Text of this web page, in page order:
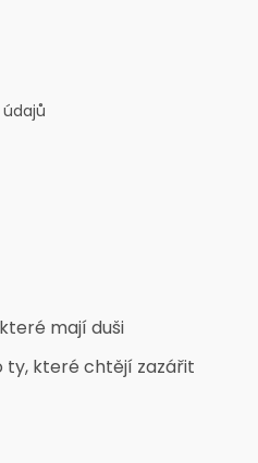
mají duši
ty, které chtějí zazářit